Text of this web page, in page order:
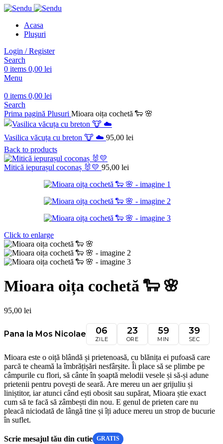
Acasa
Pluşuri
Login / Register
Search
0 items 0,00 lei
Menu
0 items 0,00 lei
Search
Prima pagină Plusuri Mioara oița cochetă 🐑 🌸
Vasilica văcuța cu breton 🐮 ☁️ 95,00 lei
Back to products
Mitică iepurașul coconaș 🐰💛 95,00 lei
Click to enlarge
Mioara oița cochetă 🐑 🌸
95,00 lei
Pana la Mos Nicolae 06
ZILE
23
ORE
59
MIN
39
SEC
Mioara este o oiță blândă și prietenoasă, cu blănița ei pufoasă care
parcă te cheamă la îmbrățișări nesfârșite. Îi place să se plimbe pe
câmpurile cu flori, să cânte în șoaptă melodii vesele și să-și adune
prietenii pentru povești de seară. Are mereu un aer grijuliu și
liniștitor, iar atunci când ești obosit sau supărat, Mioara știe exact
cum să te facă să zâmbești din nou. E genul de prieten care nu
pleacă niciodată de lângă tine și îți aduce mereu un strop de bucurie
în suflet.
Scrie mesajul tău din cutie GRATIS